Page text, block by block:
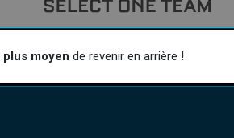
plus moyen de revenir en arrière !